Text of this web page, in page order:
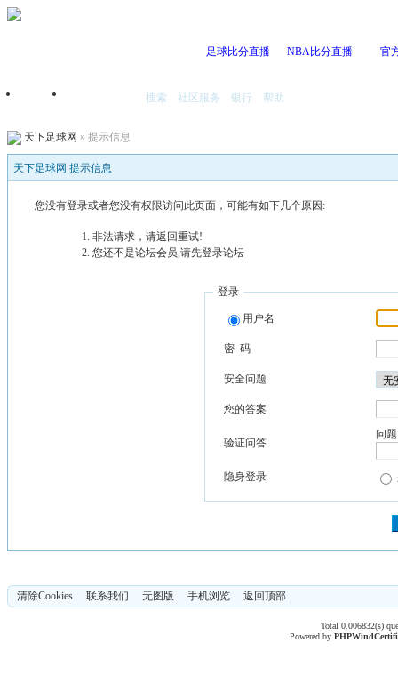
足球比分直播 NBA比分直播 官
首页 搜索 社区服务 银行 帮助
天下足球网 » 提示信息
天下足球网 提示信息
您没有登录或者您没有权限访问此页面，可能有如下几个原因:
非法请求，请返回重试!
您还不是论坛会员,请先登录论坛
登录
用户名
密 码
安全问题
您的答案
验证问答
问
隐身登录
清除Cookies 联系我们 无图版 手机浏览 返回顶部
Total 0.006832(s)
Powered byPHPWind